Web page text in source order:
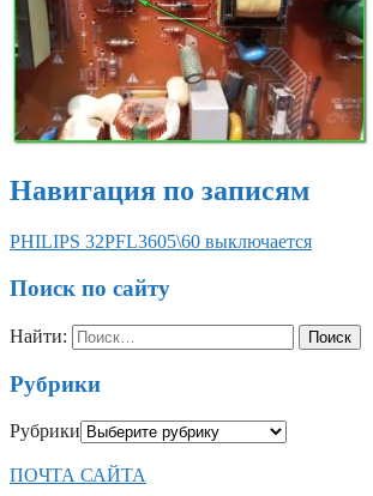
Навигация по записям
PHILIPS 32PFL3605\60 выключается
Поиск по сайту
Найти:
Рубрики
Рубрики
ПОЧТА САЙТА